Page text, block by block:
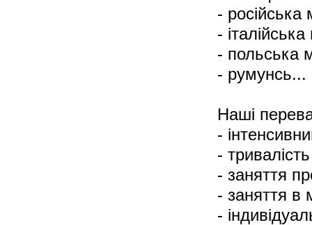
- російська
-
- польська
- румунсь...
Наші
-
-
- заняття
- заняття в
-